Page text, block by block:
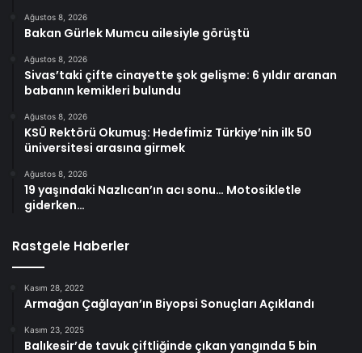
Ağustos 8, 2026
Bakan Gürlek Mumcu ailesiyle görüştü
Ağustos 8, 2026
Sivas’taki çifte cinayette şok gelişme: 6 yıldır aranan
babanın kemikleri bulundu
Ağustos 8, 2026
KSÜ Rektörü Okumuş: Hedefimiz Türkiye’nin ilk 50
üniversitesi arasına girmek
Ağustos 8, 2026
19 yaşındaki Nazlıcan’ın acı sonu… Motosikletle
giderken…
Rastgele Haberler
Kasım 28, 2022
Armağan Çağlayan’ın Biyopsi Sonuçları Açıklandı
Kasım 23, 2025
Balıkesir’de tavuk çiftliğinde çıkan yangında 5 bin